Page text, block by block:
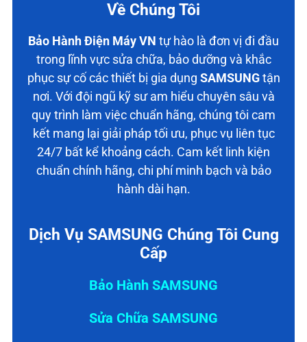
Về Chúng Tôi
Bảo Hành Điện Máy VN tự hào là đơn vị đi đầu
trong lĩnh vực sửa chữa, bảo dưỡng và khắc
phục sự cố các thiết bị gia dụng SAMSUNGtận
nơi. Với đội ngũ kỹ sư am hiểu chuyên sâu và
quy trình làm việc chuẩn hãng, chúng tôi cam
kết mang lại giải pháp tối ưu, phục vụ liên tục
24/7 bất kể khoảng cách. Cam kết linh kiện
chuẩn chính hãng, chi phí minh bạch và bảo
hành dài hạn.
Dịch Vụ SAMSUNG Chúng Tôi Cung
Cấp
Bảo Hành SAMSUNG
Sửa Chữa SAMSUNG